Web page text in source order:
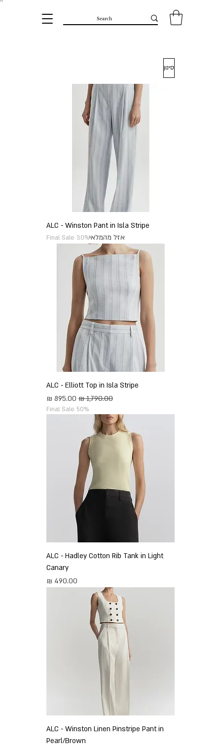
``​
סינון
ALC - Winston Pant in Isla Stripe
אזל מהמלאיFinal Sale 30%
ALC - Elliott Top in Isla Stripe
מחיר רגיל
מחיר מבצע
Final Sale 50%
ALC - Hadley Cotton Rib Tank in Light
Canary
מחיר
ALC - Winston Linen Pinstripe Pant in
Pearl/Brown